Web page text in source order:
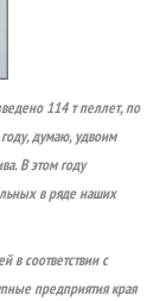
114 т пеллет, по
думаю, удвоим
В этом году
в ряде наших
в соответствии с
предприятия края